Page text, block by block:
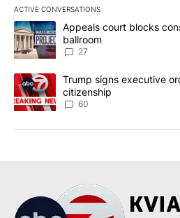
ACTIVE CONVERSATIONS
The following is a list of the most
A trending article titled "Appeals
Appeals court blocks
ballroom
27
A trending article titled "Trump
Trump signs executive
citizenship
60